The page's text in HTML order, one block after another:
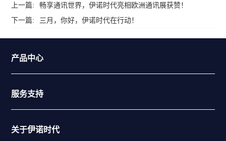
上一篇:
畅享通讯世界，伊诺时代亮相欧洲通讯展获赞！
下一篇:
三月，你好，伊诺时代在行动！
产品中心
服务支持
关于伊诺时代